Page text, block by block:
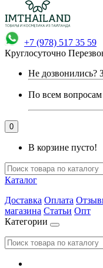
+7 (978) 517 35 59
Круглосуточно
Не дозвонились?
По всем вопросам
0
В корзине пусто!
Каталог
Доставка Оплата
магазина Статьи Опт
Категории